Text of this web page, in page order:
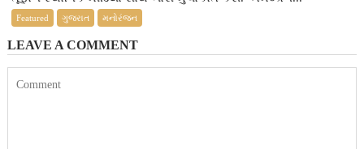
Featured ગુજરાત મનોરંજન
LEAVE A COMMENT